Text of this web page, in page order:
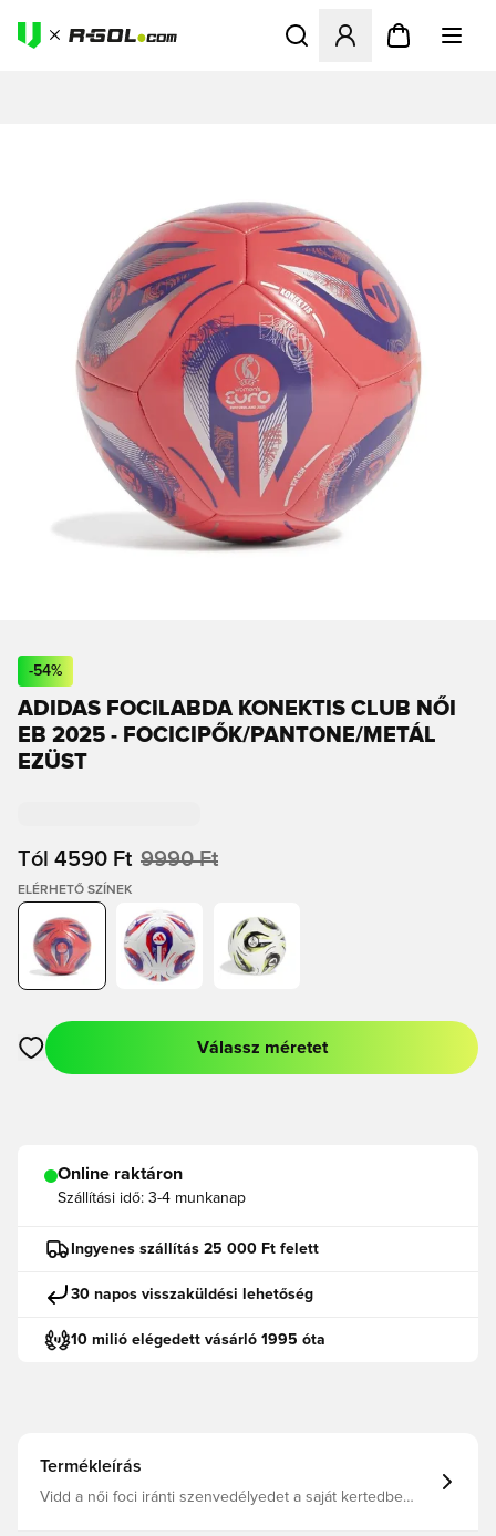
Megnyit egy modált a
-54%
ADIDAS FOCILABDA KONEKTIS CLUB NŐI
EB 2025 - FOCICIPŐK/PANTONE/METÁL
EZÜST
Tól 4590 Ft 9990 Ft
ELÉRHETŐ SZÍNEK
Megnyit egy modált a bejelentkezéshez vagy a tagként való
Válassz méretet
Online raktáron
Szállítási idő: 3-4 munkanap
Ingyenes szállítás 25 000 Ft felett
30 napos visszaküldési lehetőség
10 milió elégedett vásárló 1995 óta
Termékleírás
Vidd a női foci iránti szenvedélyedet a saját kertedbe